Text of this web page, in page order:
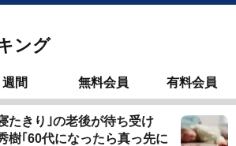
ング
週間 無料会員 有料会員
きり｣の老後が待ち受け
樹｢60代になったら真っ先に